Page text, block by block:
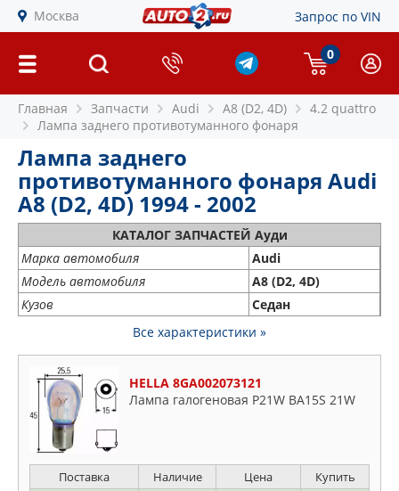
Москва Запрос по VIN
0
Главная Запчасти Audi A8 (D2, 4D)
4.2 quattro
Лампа заднего противотуманного фонаря
Лампа заднего
противотуманного фонаря Audi
A8 (D2, 4D) 1994 - 2002
КАТАЛОГ ЗАПЧАСТЕЙ Ауди
Марка автомобиля
Audi
Модель автомобиля
A8 (D2, 4D)
Кузов
Седан
Все характеристики »
HELLA 8GA002073121
Лампа галогеновая P21W BA15S 21W
Поставка Наличие Цена Купить